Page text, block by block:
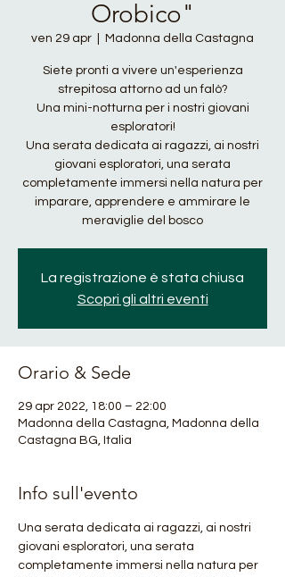
Orobico"
ven 29 apr Madonna della Castagna
Siete pronti a vivere un'esperienza
strepitosa attorno ad un falò?
Una mini-notturna per i nostri giovani
esploratori!
Una serata dedicata ai ragazzi, ai nostri
giovani esploratori, una serata
completamente immersi nella natura per
imparare, apprendere e ammirare le
La registrazione è stata chiusa
Scopri gli altri eventi
Orario & Sede
29 apr 2022, 18:00 – 22:00
Madonna della Castagna, Madonna della
Castagna BG, Italia
Info sull'evento
Una serata dedicata ai ragazzi, ai nostri
giovani esploratori, una serata
completamente immersi nella natura per